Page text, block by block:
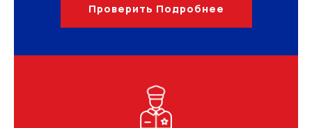
Проверить Подробнее